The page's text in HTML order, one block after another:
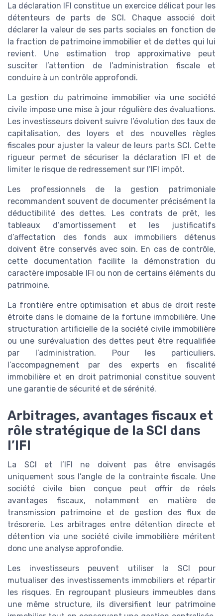
La déclaration IFI constitue un exercice délicat pour les
détenteurs de parts de SCI. Chaque associé doit
déclarer la valeur de ses parts sociales en fonction de
la fraction de patrimoine immobilier et de dettes qui lui
revient. Une estimation trop approximative peut
susciter l’attention de l’administration fiscale et
conduire à un contrôle approfondi.
La gestion du patrimoine immobilier via une société
civile impose une mise à jour régulière des évaluations.
Les investisseurs doivent suivre l’évolution des taux de
capitalisation, des loyers et des nouvelles règles
fiscales pour ajuster la valeur de leurs parts SCI. Cette
rigueur permet de sécuriser la déclaration IFI et de
limiter le risque de redressement sur l’IFI impôt.
Les professionnels de la gestion patrimoniale
recommandent souvent de documenter précisément la
déductibilité des dettes. Les contrats de prêt, les
tableaux d’amortissement et les justificatifs
d’affectation des fonds aux immobiliers détenus
doivent être conservés avec soin. En cas de contrôle,
cette documentation facilite la démonstration du
caractère imposable IFI ou non de certains éléments du
patrimoine.
La frontière entre optimisation et abus de droit reste
étroite dans le domaine de la fortune immobilière. Une
structuration artificielle de la société civile immobilière
ou une surévaluation des dettes peut être requalifiée
par l’administration. Pour les particuliers,
l’accompagnement par des experts en fiscalité
immobilière et en droit patrimonial constitue souvent
une garantie de sécurité et de sérénité.
Arbitrages, avantages fiscaux et
rôle stratégique de la SCI dans
l’IFI
La SCI et l’IFI ne doivent pas être envisagés
uniquement sous l’angle de la contrainte fiscale. Une
société civile bien conçue peut offrir de réels
avantages fiscaux, notamment en matière de
transmission patrimoine et de gestion des flux de
trésorerie. Les arbitrages entre détention directe et
détention via une société civile immobilière méritent
donc une analyse approfondie.
Les investisseurs peuvent utiliser la SCI pour
mutualiser des investissements immobiliers et répartir
les risques. En regroupant plusieurs immeubles dans
une même structure, ils diversifient leur patrimoine